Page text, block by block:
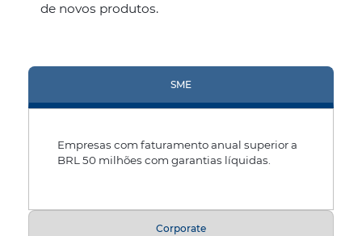
de novos produtos.
SME
Empresas com faturamento anual superior a
BRL 50 milhões com garantias líquidas.
Corporate